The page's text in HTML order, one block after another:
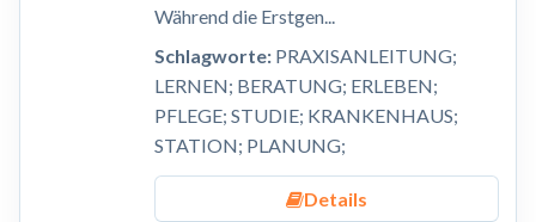
Während die Erstgen...
Schlagworte:PRAXISANLEITUNG;
LERNEN; BERATUNG; ERLEBEN;
PFLEGE; STUDIE; KRANKENHAUS;
STATION; PLANUNG;
Details